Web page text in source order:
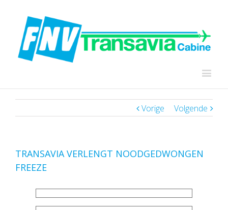
Vorige Volgende
TRANSAVIA VERLENGT NOODGEDWONGEN
FREEZE